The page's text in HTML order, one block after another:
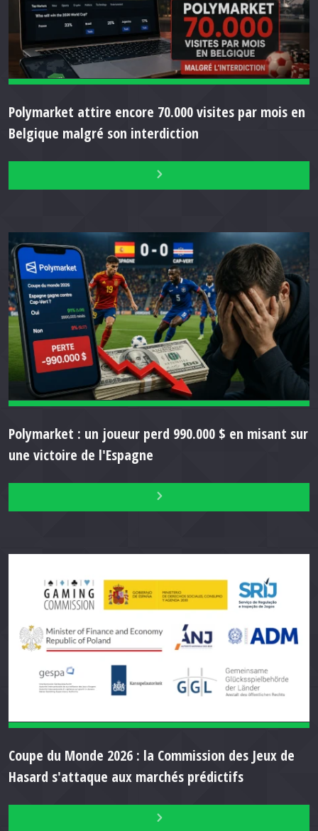
Polymarket attire encore 70.000 visites par mois en
Belgique malgré son interdiction
Polymarket : un joueur perd 990.000 $ en misant sur
une victoire de l'Espagne
Coupe du Monde 2026 : la Commission des Jeux de
Hasard s'attaque aux marchés prédictifs